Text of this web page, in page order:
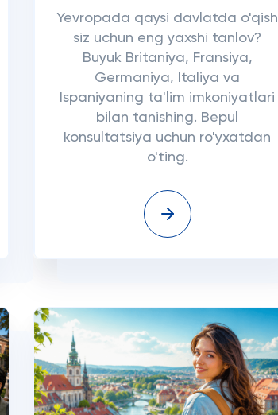
Yevropada qaysi davlatda o'qish
siz uchun eng yaxshi tanlov?
Buyuk Britaniya, Fransiya,
Germaniya, Italiya va
Ispaniyaning ta'lim imkoniyatlari
bilan tanishing. Bepul
konsultatsiya uchun ro'yxatdan
o'ting.